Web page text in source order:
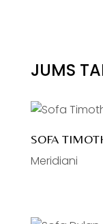
JUMS
SOFA
Meridiani